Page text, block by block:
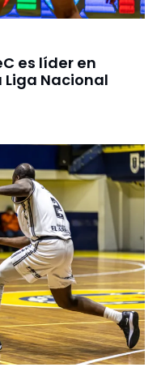
es líder en
Liga Nacional